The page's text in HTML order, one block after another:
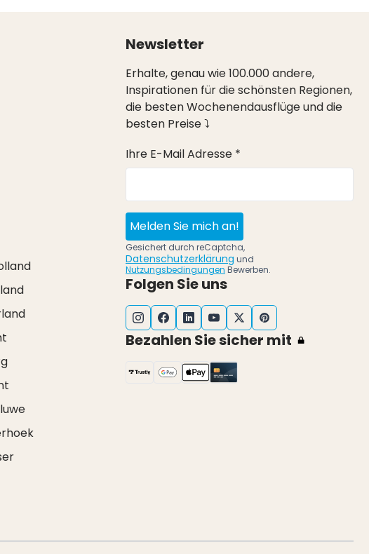
Newsletter
Erhalte, genau wie 100.000 andere,
Inspirationen für die schönsten Regionen,
die besten Wochenendausflüge und die
besten Preise ⤵
Ihre E-Mail Adresse *
Melden Sie mich an!
Gesichert durch reCaptcha,
Datenschutzerklärung und
Nutzungsbedingungen Bewerben.
Folgen Sie uns
Bezahlen Sie sicher mit